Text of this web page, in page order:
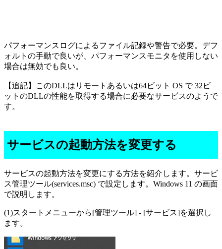
パフォーマンスログによるファイル記録や警告で必要。デフ
ォルトの手動で良いが、パフォーマンスモニタを使用しない
場合は無効でも良い。
【追記】このDLLはリモートあるいは64ビット OS で 32ビ
ットのDLLの性能を取得する場合に必要なサービスのようで
す。
サービスの起動方法を変更する
サービスの起動方法を変更にする方法を紹介します。サービ
ス管理ツール(services.msc) で設定します。Windows 11 の画面
で説明します。
(1)スタートメニューから[管理ツール] - [サービス]を選択し
ます。